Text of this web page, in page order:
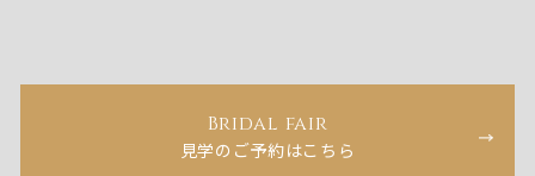
Bridal fair
見学のご予約はこちら